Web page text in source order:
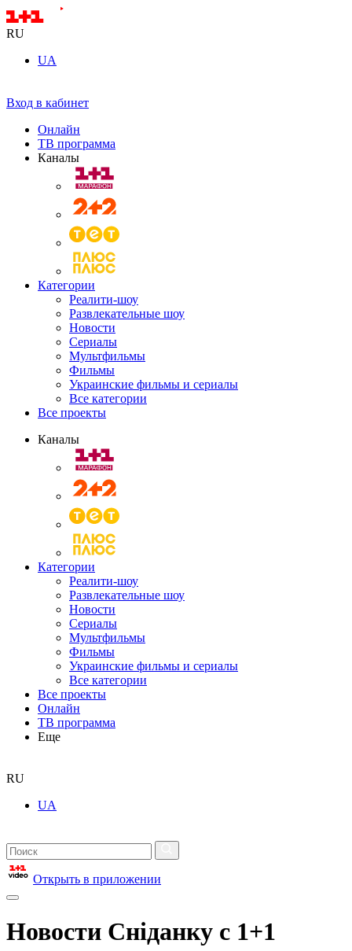
RU
UA
Вход в кабинет
Онлайн
ТВ программа
Каналы
Категории
Реалити-шоу
Развлекательные шоу
Новости
Сериалы
Мультфильмы
Фильмы
Украинские фильмы и сериалы
Все категории
Все проекты
Каналы
Категории
Реалити-шоу
Развлекательные шоу
Новости
Сериалы
Мультфильмы
Фильмы
Украинские фильмы и сериалы
Все категории
Все проекты
Онлайн
ТВ программа
Еще
RU
UA
Открыть в приложении
Новости Сніданку с 1+1